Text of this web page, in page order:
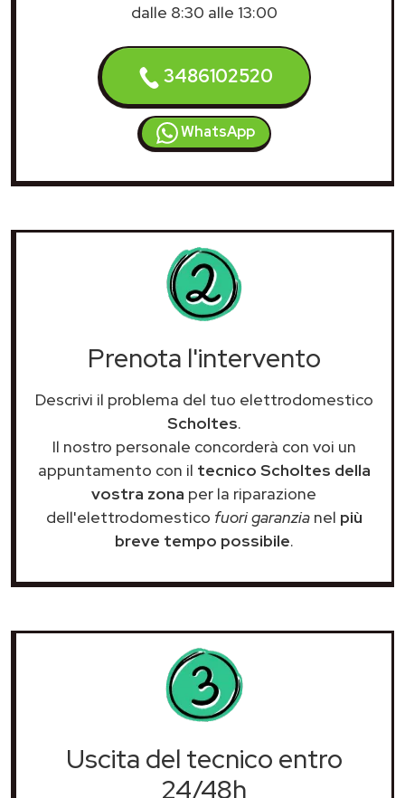
dalle 8:30 alle 13:00
3486102520
WhatsApp
Prenota l'intervento
Descrivi il problema del tuo elettrodomestico
Scholtes.
Il nostro personale concorderà con voi un
appuntamento con il tecnico Scholtes della
vostra zona per la riparazione
dell'elettrodomestico fuori garanzianel più
breve tempo possibile.
Uscita del tecnico entro
24/48h